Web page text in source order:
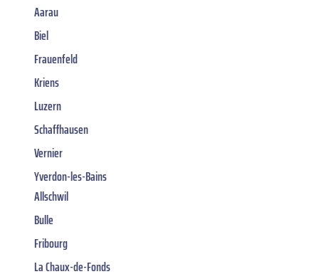
Aarau
Biel
Frauenfeld
Kriens
Luzern
Schaffhausen
Vernier
Yverdon-les-Bains
Allschwil
Bulle
Fribourg
La Chaux-de-Fonds